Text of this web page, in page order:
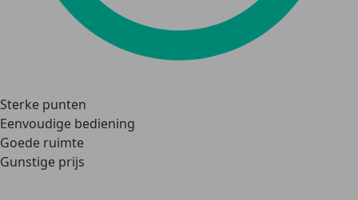
Sterke punten
Eenvoudige bediening
Goede ruimte
Gunstige prijs